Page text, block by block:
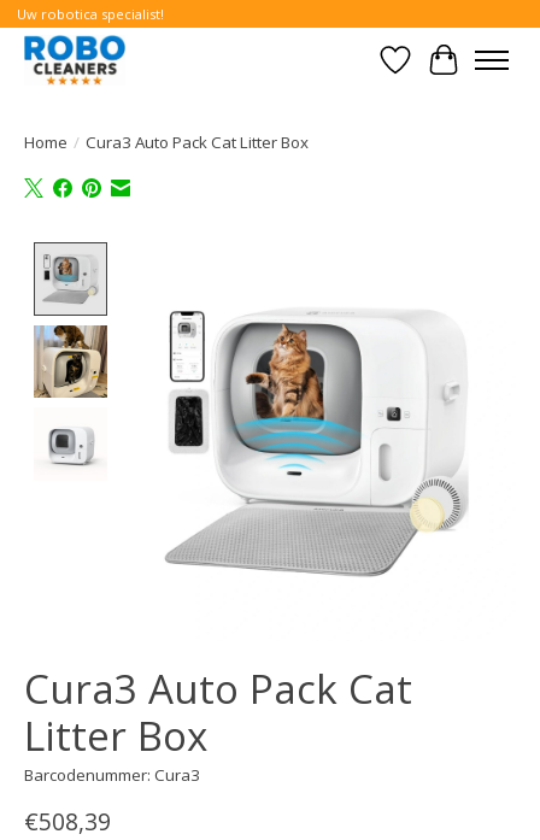
Uw robotica specialist!
Verlanglijst
Home / Cura3 Auto Pack Cat Litter Box
Cura3 Auto Pack Cat
Litter Box
Barcodenummer: Cura3
€508,39